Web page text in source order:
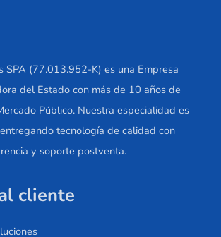
SPA (77.013.952-K) es una Empresa
del Estado con más de 10 años de
Público. Nuestra especialidad es
tecnología de calidad con
y soporte postventa.
cliente